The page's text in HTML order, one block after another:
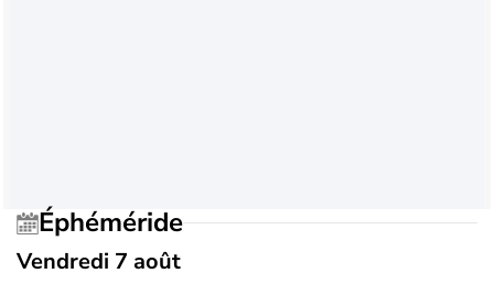
Éphéméride
Vendredi 7 août